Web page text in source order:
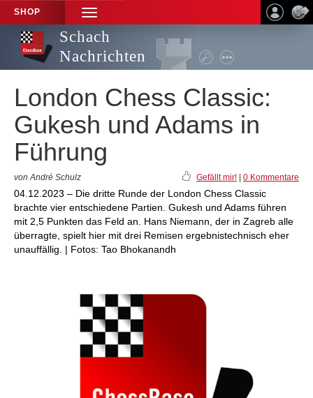
SHOP
TOGGLE
NAVIGATION
Schach
Nachrichten
London Chess Classic:
Gukesh und Adams in
Führung
von André Schulz Gefällt mir! 0 Kommentare
04.12.2023 – Die dritte Runde der London Chess Classic
brachte vier entschiedene Partien. Gukesh und Adams führen
mit 2,5 Punkten das Feld an. Hans Niemann, der in Zagreb alle
überragte, spielt hier mit drei Remisen ergebnistechnisch eher
unauffällig. | Fotos: Tao Bhokanandh